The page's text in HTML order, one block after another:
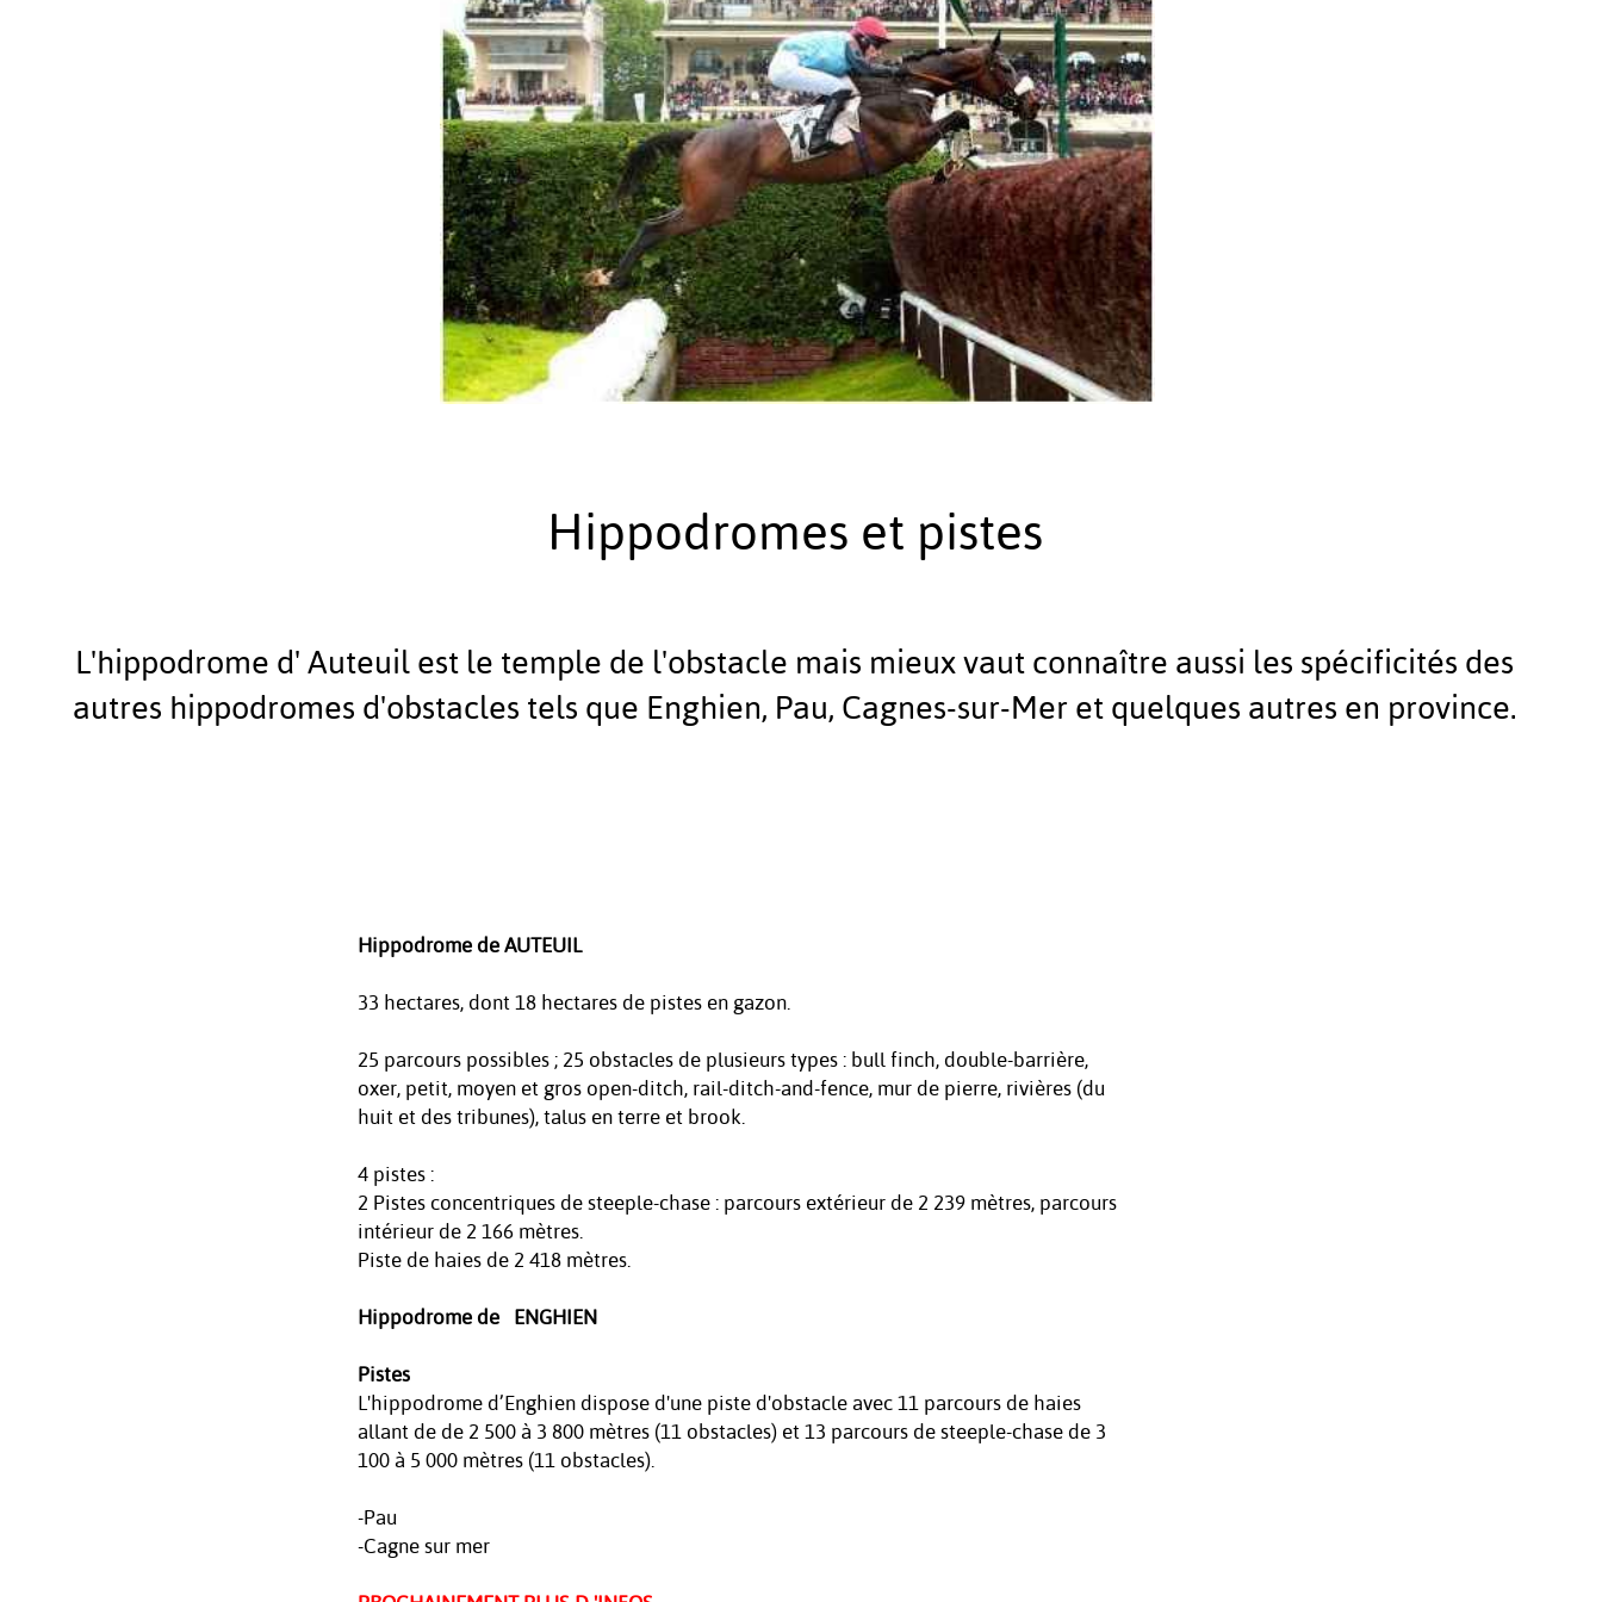
Hippodrome de AUTEUIL
33 hectares, dont 18 hectares de pistes en gazon.
25 parcours possibles ; 25 obstacles de plusieurs types : bull finch, double-barrière,
oxer, petit, moyen et gros open-ditch, rail-ditch-and-fence, mur de pierre, rivières (du
huit et des tribunes), talus en terre et brook.
4 pistes :
2 Pistes concentriques de steeple-chase : parcours extérieur de 2 239 mètres, parcours
intérieur de 2 166 mètres.
Piste de haies de 2 418 mètres.
Hippodrome de ENGHIEN
Pistes
L'hippodrome d’Enghien dispose d'une piste d'obstacle avec 11 parcours de haies
allant de de 2 500 à 3 800 mètres (11 obstacles) et 13 parcours de steeple-chase de 3
100 à 5 000 mètres (11 obstacles).
-Pau
-Cagne sur mer
Hippodromes et pistes
L'hippodrome d' Auteuil est le temple de l'obstacle mais mieux vaut connaître aussi les spécificités des
autres hippodromes d'obstacles tels que Enghien, Pau, Cagnes-sur-Mer et quelques autres en province.